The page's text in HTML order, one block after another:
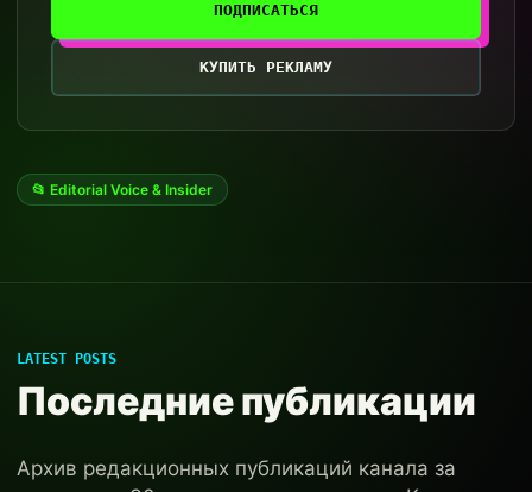
ПОДПИСАТЬСЯ
КУПИТЬ РЕКЛАМУ
📂 Editorial Voice & Insider
LATEST POSTS
Последние публикации
Архив редакционных публикаций канала за